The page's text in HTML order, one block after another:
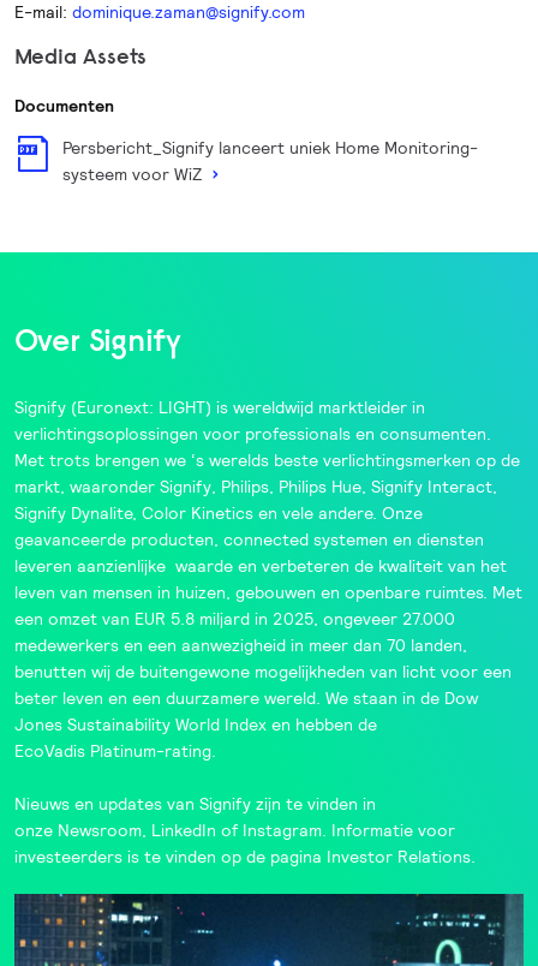
E-mail: dominique.zaman@signify.com
Media Assets
Documenten
Persbericht_Signify lanceert uniek Home Monitoring-
systeem voor WiZ
Over Signify
Signify(Euronext: LIGHT) is wereldwijd marktleider in
verlichtingsoplossingen voor professionals en consumenten.
Met trots brengen we ‘s werelds beste verlichtingsmerken op de
markt, waaronder Signify, Philips, Philips Hue, Signify Interact,
Signify Dynalite, Color Kineticsen vele andere. Onze
geavanceerde producten, connected systemen en diensten
leveren aanzienlijke waarde en verbeteren de kwaliteit van het
leven van mensen in huizen, gebouwen en openbare ruimtes. Met
een omzet van EUR 5.8 miljard in 2025, ongeveer 27.000
medewerkers en een aanwezigheid in meer dan 70 landen,
benutten wij de buitengewone mogelijkheden van licht voor een
beter leven en een duurzamere wereld. We staan in de Dow
Jones Sustainability World Indexen hebben de
EcoVadisPlatinum-rating.
Nieuws en updates van Signify zijn te vinden in
onze Newsroom, LinkedIn of Instagram. Informatie voor
investeerders is te vinden op de pagina Investor Relations.